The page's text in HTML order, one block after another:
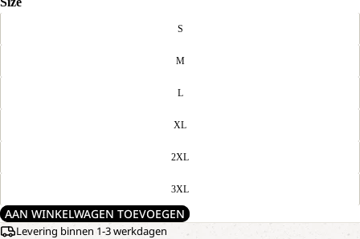
S
M
L
XL
2XL
3XL
AAN WINKELWAGEN TOEVOEGEN
Levering binnen 1-3 werkdagen